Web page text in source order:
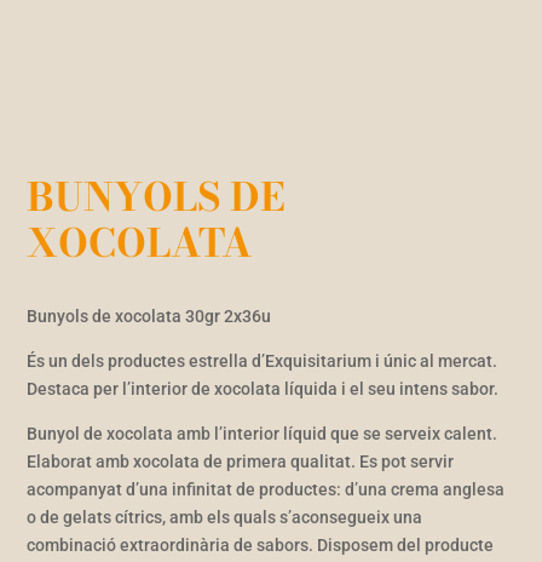
BUNYOLS DE
XOCOLATA
Bunyols de xocolata 30gr 2x36u
És un dels productes estrella d’Exquisitarium i únic al mercat.
Destaca per l’interior de xocolata líquida i el seu intens sabor.
Bunyol de xocolata amb l’interior líquid que se serveix calent.
Elaborat amb xocolata de primera qualitat. Es pot servir
acompanyat d’una infinitat de productes: d’una crema anglesa
o de gelats cítrics, amb els quals s’aconsegueix una
combinació extraordinària de sabors. Disposem del producte